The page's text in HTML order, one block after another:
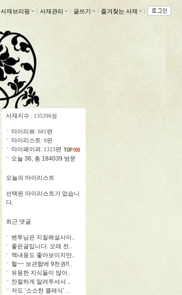
서재브리핑 ｌ 서재관리 ｌ 글쓰기 ｌ 즐겨찾는 서재 ｌ
서재지수 : 135396점
마이리뷰: 681편
마이리스트: 0편
마이페이퍼: 1323편
오늘 36, 총 184039 방문
오늘의 마이리스트
선택된 마이리스트가 없습니
다.
최근 댓글
벤투님은 지질해설사이..
좋은글입니다. 오래 전..
책내용도 좋아보이지만..
헐~~ 보관함에 9천권!!..
유용한 지식들이 많아..
찬절하게 알려주셔서 ..
저도 ‘소소한 클래식’ ..